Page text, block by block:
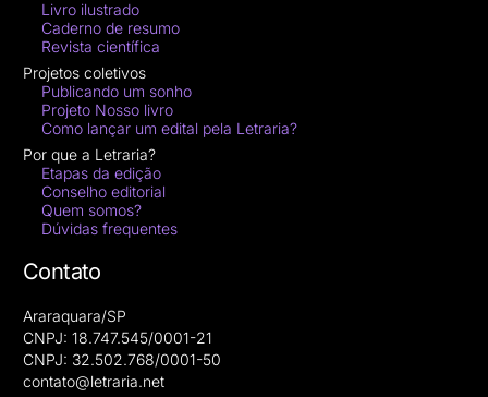
Livro ilustrado
Caderno de resumo
Revista científica
Projetos coletivos
Publicando um sonho
Projeto Nosso livro
Como lançar um edital pela Letraria?
Por que a Letraria?
Etapas da edição
Conselho editorial
Quem somos?
Dúvidas frequentes
Contato
Araraquara/SP
CNPJ: 18.747.545/0001-21
CNPJ: 32.502.768/0001-50
contato@letraria.net